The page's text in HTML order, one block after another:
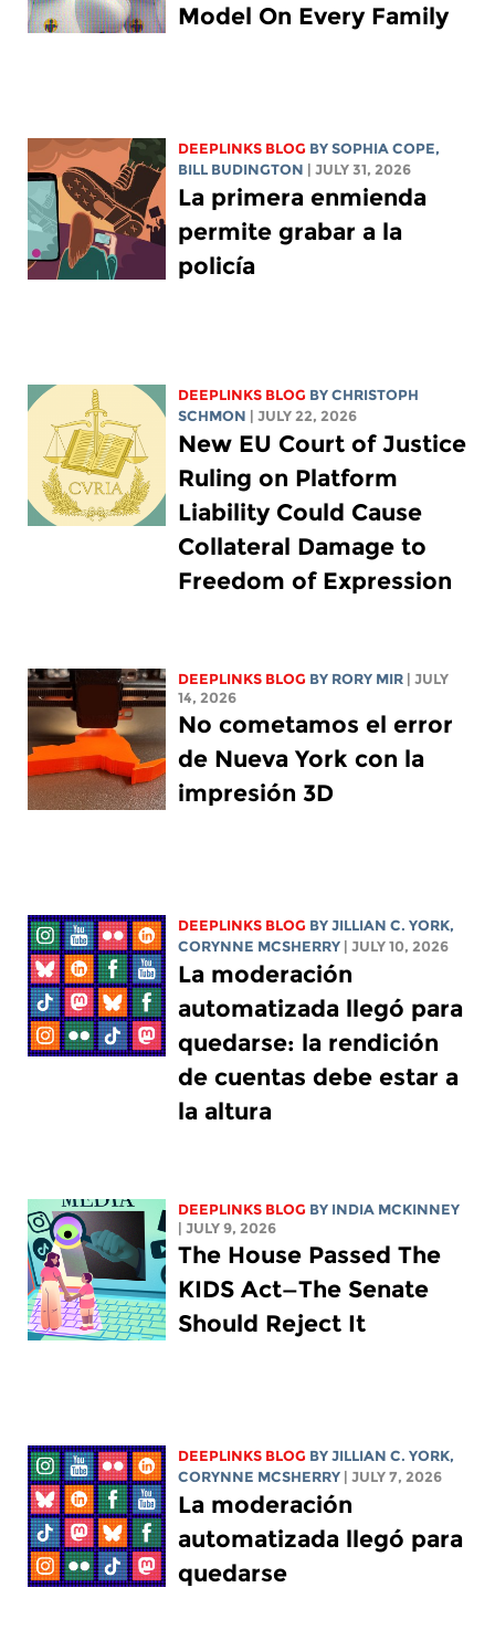
Model On Every Family
DEEPLINKS BLOG BYSOPHIA COPE,
BILL BUDINGTON | JULY 31, 2026
La primera enmienda
permite grabar a la
policía
DEEPLINKS BLOG BYCHRISTOPH
SCHMON | JULY 22, 2026
New EU Court of Justice
Ruling on Platform
Liability Could Cause
Collateral Damage to
Freedom of Expression
DEEPLINKS BLOG BY RORY MIR | JULY
14, 2026
No cometamos el error
de Nueva York con la
impresión 3D
DEEPLINKS BLOG BYJILLIAN C. YORK,
CORYNNE MCSHERRY | JULY 10, 2026
La moderación
automatizada llegó para
quedarse: la rendición
de cuentas debe estar a
la altura
DEEPLINKS BLOG BY INDIA MCKINNEY
| JULY 9, 2026
The House Passed The
KIDS Act—The Senate
Should Reject It
DEEPLINKS BLOG BYJILLIAN C. YORK,
CORYNNE MCSHERRY | JULY 7, 2026
La moderación
automatizada llegó para
quedarse